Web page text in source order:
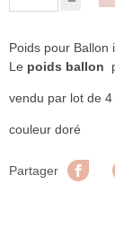
Poids pour Ballon
Le poids ballon
vendu par lot de 4
couleur doré
Partager